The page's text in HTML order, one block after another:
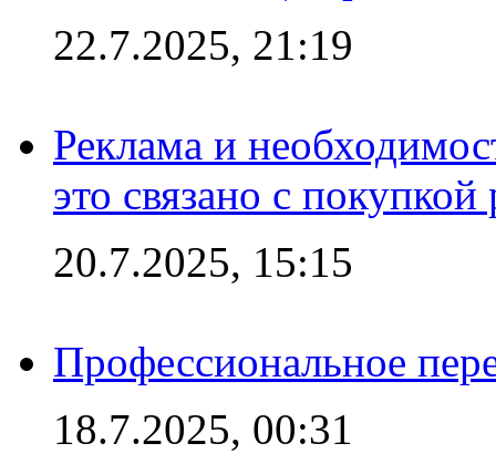
22.7.2025, 21:19
Реклама и
это связано с покупкой
20.7.2025, 15:15
Профессиональное
18.7.2025, 00:31